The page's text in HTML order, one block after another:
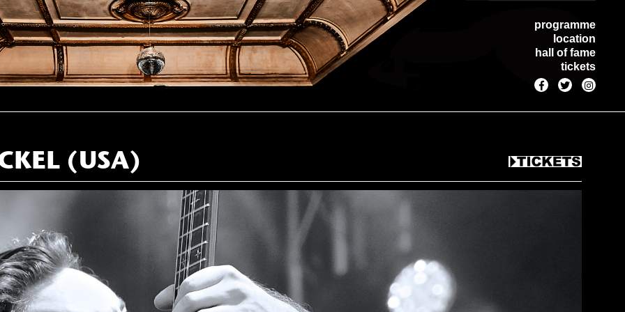
programme
location
hall of fame
tickets
(USA)